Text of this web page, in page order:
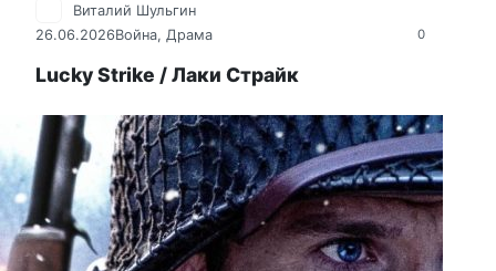
0
Виталий Шульгин
26.06.2026Война, Драма
Lucky Strike / Лаки Страйк